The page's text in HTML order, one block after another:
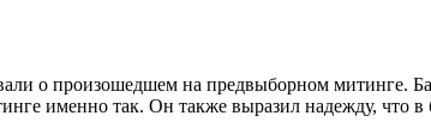
о произошедшем на предвыборном митинге.
именно так. Он также выразил надежду, что